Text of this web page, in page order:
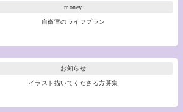
money
自衛官のライフプラン
お知らせ
イラスト描いてくださる方募集